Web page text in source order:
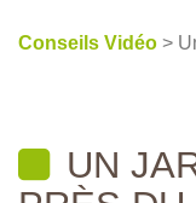
Conseils Vidéo >
UN